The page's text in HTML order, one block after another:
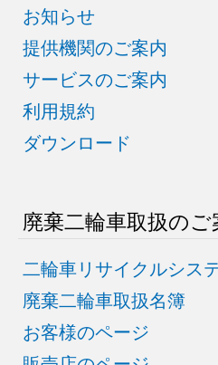
お知らせ
提供機関のご案内
サービスのご案内
利用規約
ダウンロード
廃棄二輪車取扱のご
二輪車リサイクルシス
廃棄二輪車取扱名簿
お客様のページ